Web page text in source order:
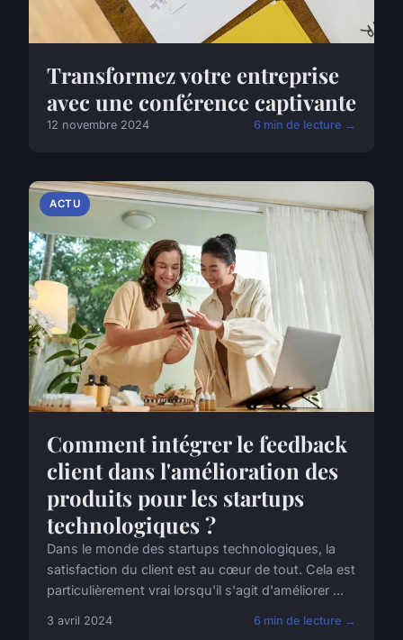
Transformez votre entreprise
avec une conférence captivante
12 novembre 2024 6 min de lecture →
ACTU
Comment intégrer le feedback
client dans l'amélioration des
produits pour les startups
technologiques ?
Dans le monde des startups technologiques, la
satisfaction du client est au cœur de tout. Cela est
particulièrement vrai lorsqu'il s'agit d'améliorer ...
3 avril 2024 6 min de lecture →